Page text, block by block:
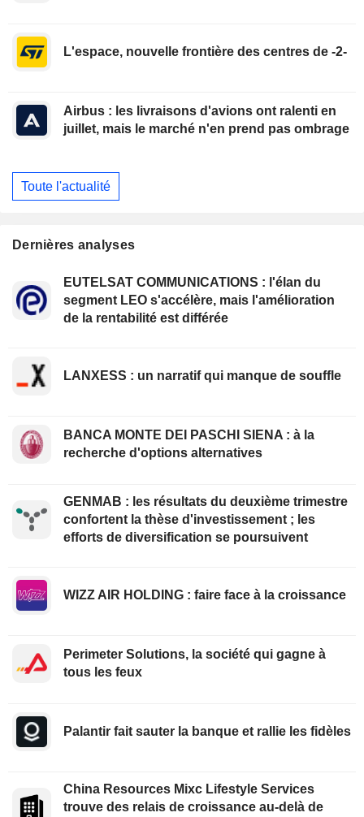
L'espace, nouvelle frontière des centres de -2-
Airbus : les livraisons d'avions ont ralenti en
juillet, mais le marché n'en prend pas ombrage
Toute l'actualité
Dernières analyses
EUTELSAT COMMUNICATIONS : l'élan du
segment LEO s'accélère, mais l'amélioration
de la rentabilité est différée
LANXESS : un narratif qui manque de souffle
BANCA MONTE DEI PASCHI SIENA : à la
recherche d'options alternatives
GENMAB : les résultats du deuxième trimestre
confortent la thèse d'investissement ; les
efforts de diversification se poursuivent
WIZZ AIR HOLDING : faire face à la croissance
Perimeter Solutions, la société qui gagne à
tous les feux
Palantir fait sauter la banque et rallie les fidèles
China Resources Mixc Lifestyle Services
trouve des relais de croissance au-delà de